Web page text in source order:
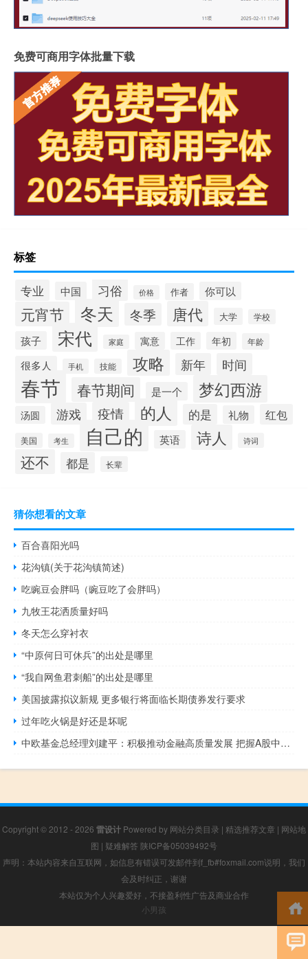
免费可商用字体批量下载
标签
专业 中国 习俗 价格 作者 你可以
元宵节 冬天 冬季 唐代 大学 学校
孩子 宋代 家庭 寓意 工作 年初 年龄
很多人 手机 技能 攻略 新年 时间
春节 春节期间 是一个 梦幻西游
汤圆 游戏 疫情 的人 的是 礼物 红包
美国 考生 自己的 英语 诗人 诗词
还不 都是 长辈
猜你想看的文章
百合喜阳光吗
花沟镇(关于花沟镇简述)
吃豌豆会胖吗（豌豆吃了会胖吗）
九牧王花洒质量好吗
冬天怎么穿衬衣
“中原何日可休兵”的出处是哪里
“我自网鱼君刺船”的出处是哪里
美国披露拟议新规 更多银行将面临长期债券发行要求
过年吃火锅是好还是坏呢
中欧基金总经理刘建平：积极推动金融高质量发展 把握A股中长期投资良机
Copyright © 2012 - 2026 雷设计 Powered by 网站分类目录 | 精选推荐文章 | 网站地
图 | 疑难解答 陕ICP备05039492号
声明：本站内容来自互联网，如信息有错误可发邮件到f_fb#foxmail.com说明，我们
会及时纠正，谢谢
本站仅为个人兴趣爱好，不接盈利性广告及商业合作
小男孩